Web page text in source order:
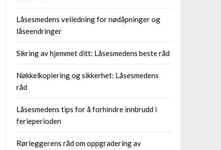
Låsesmedens veiledning for nødåpninger og
låseendringer
Sikring av hjemmet ditt: Låsesmedens beste råd
Nøkkelkopiering og sikkerhet: Låsesmedens
råd
Låsesmedens tips for å forhindre innbrudd i
ferieperioden
Rørleggerens råd om oppgradering av